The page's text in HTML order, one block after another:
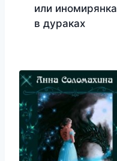
или иномирянка
в дураках